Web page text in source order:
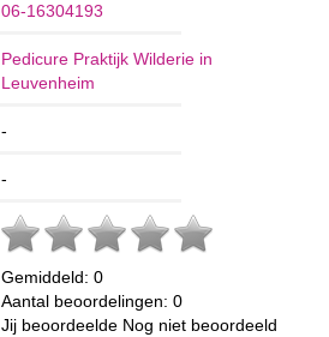
06-16304193
Pedicure Praktijk Wilderie in
Leuvenheim
-
-
Gemiddeld: 0
Aantal beoordelingen: 0
Jij beoordeelde Nog niet beoordeeld